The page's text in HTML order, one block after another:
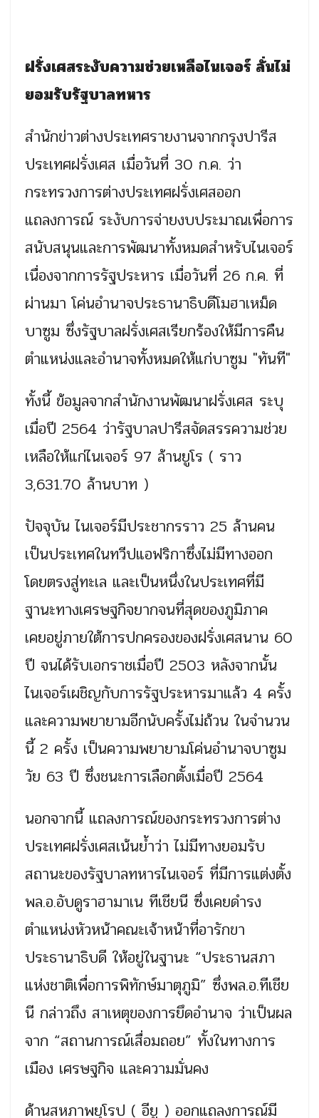
ฝรั่งเศสระงับความช่วยเหลือไนเจอร์ ลั่นไม่
ยอมรับรัฐบาลทหาร
สำนักข่าวต่างประเทศรายงานจากกรุงปารีส
ประเทศฝรั่งเศส เมื่อวันที่ 30 ก.ค. ว่า
กระทรวงการต่างประเทศฝรั่งเศสออก
แถลงการณ์ ระงับการจ่ายงบประมาณเพื่อการ
สนับสนุนและการพัฒนาทั้งหมดสำหรับไนเจอร์
เนื่องจากการรัฐประหาร เมื่อวันที่ 26 ก.ค. ที่
ผ่านมา โค่นอำนาจประธานาธิบดีโมฮาเหม็ด
บาซูม ซึ่งรัฐบาลฝรั่งเศสเรียกร้องให้มีการคืน
ตำแหน่งและอำนาจทั้งหมดให้แก่บาซูม "ทันที"
ทั้งนี้ ข้อมูลจากสำนักงานพัฒนาฝรั่งเศส ระบุ
เมื่อปี 2564 ว่ารัฐบาลปารีสจัดสรรความช่วย
เหลือให้แก่ไนเจอร์ 97 ล้านยูโร ( ราว
3,631.70 ล้านบาท )
ปัจจุบัน ไนเจอร์มีประชากรราว 25 ล้านคน
เป็นประเทศในทวีปแอฟริกาซึ่งไม่มีทางออก
โดยตรงสู่ทะเล และเป็นหนึ่งในประเทศที่มี
ฐานะทางเศรษฐกิจยากจนที่สุดของภูมิภาค
เคยอยู่ภายใต้การปกครองของฝรั่งเศสนาน 60
ปี จนได้รับเอกราชเมื่อปี 2503 หลังจากนั้น
ไนเจอร์เผชิญกับการรัฐประหารมาแล้ว 4 ครั้ง
และความพยายามอีกนับครั้งไม่ถ้วน ในจำนวน
นี้ 2 ครั้ง เป็นความพยายามโค่นอำนาจบาซูม
วัย 63 ปี ซึ่งชนะการเลือกตั้งเมื่อปี 2564
นอกจากนี้ แถลงการณ์ของกระทรวงการต่าง
ประเทศฝรั่งเศสเน้นย้ำว่า ไม่มีทางยอมรับ
สถานะของรัฐบาลทหารไนเจอร์ ที่มีการแต่งตั้ง
พล.อ.อับดูราฮามาเน ทีเชียนี ซึ่งเคยดำรง
ตำแหน่งหัวหน้าคณะเจ้าหน้าที่อารักขา
ประธานาธิบดี ให้อยู่ในฐานะ “ประธานสภา
แห่งชาติเพื่อการพิทักษ์มาตุภูมิ” ซึ่งพล.อ.ทีเชีย
นี กล่าวถึง สาเหตุของการยึดอำนาจ ว่าเป็นผล
จาก “สถานการณ์เสื่อมถอย” ทั้งในทางการ
เมือง เศรษฐกิจ และความมั่นคง
ด้านสหภาพยุโรป ( อียู ) ออกแถลงการณ์มี